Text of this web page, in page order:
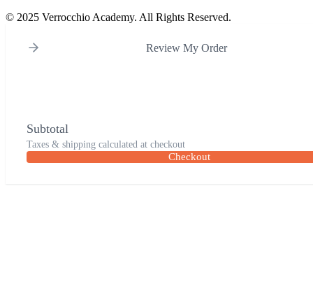
© 2025 Verrocchio Academy. All Rights Reserved.
Review My Order
Subtotal
Taxes & shipping calculated at checkout
Checkout